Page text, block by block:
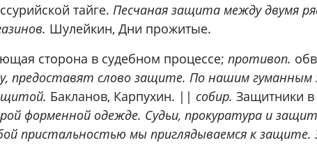
тайге. Песчаная защита между двумя
Шулейкин, Дни прожитые.
сторона в судебном процессе; противоп.
предоставят слово защите. По нашим гуманным
Бакланов, Карпухин. || собир. Защитники в
форменной одежде. Судьи, прокуратура и
пристальностью мы приглядываемся к